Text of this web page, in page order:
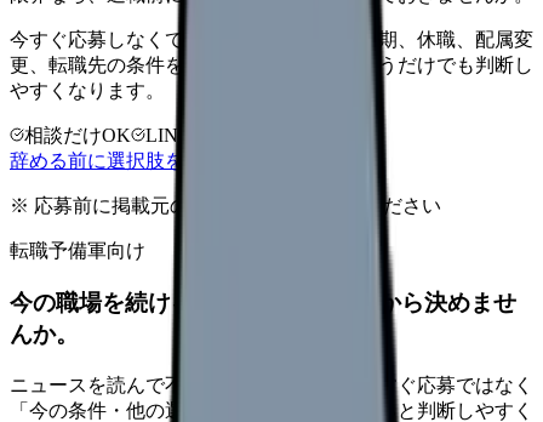
今すぐ応募しなくても大丈夫です。退職時期、休職、配属変
更、転職先の条件を第三者に整理してもらうだけでも判断し
やすくなります。
相談だけOK LINE相談OK
辞める前に選択肢を確認する
※ 応募前に掲載元の最新情報を確認してください
転職予備軍向け
今の職場を続けるか、条件を比べてから決めませ
んか。
ニュースを読んで不安が強くなった時は、すぐ応募ではなく
「今の条件・他の選択肢・相談先」を分けると判断しやすく